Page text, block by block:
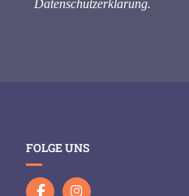
Datenschutzerklärung.
FOLGE UNS